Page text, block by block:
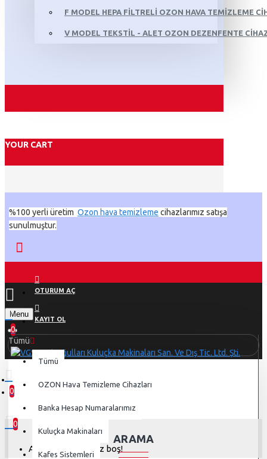
F MODEL HEPA FILTRELI OZON HAVA TEMIZLEME
V MODEL TEKSTIL - ALET OZON DEZENFENTE
YOUR CART
%100 yerli üretim Ozon hava temizleme cihazlarımız satışa
sunulmuştur.
OTURUM AÇ
KAYIT OL
Menu
0
0
0 ürün - 0,00 TL
0
Alışveriş sepetiniz boş!
Tümü
Tümü
OZON Hava Temizleme Cihazları
Banka Hesap Numaralarımız
Kuluçka Makinaları
Kafes Sistemleri
ARAMA